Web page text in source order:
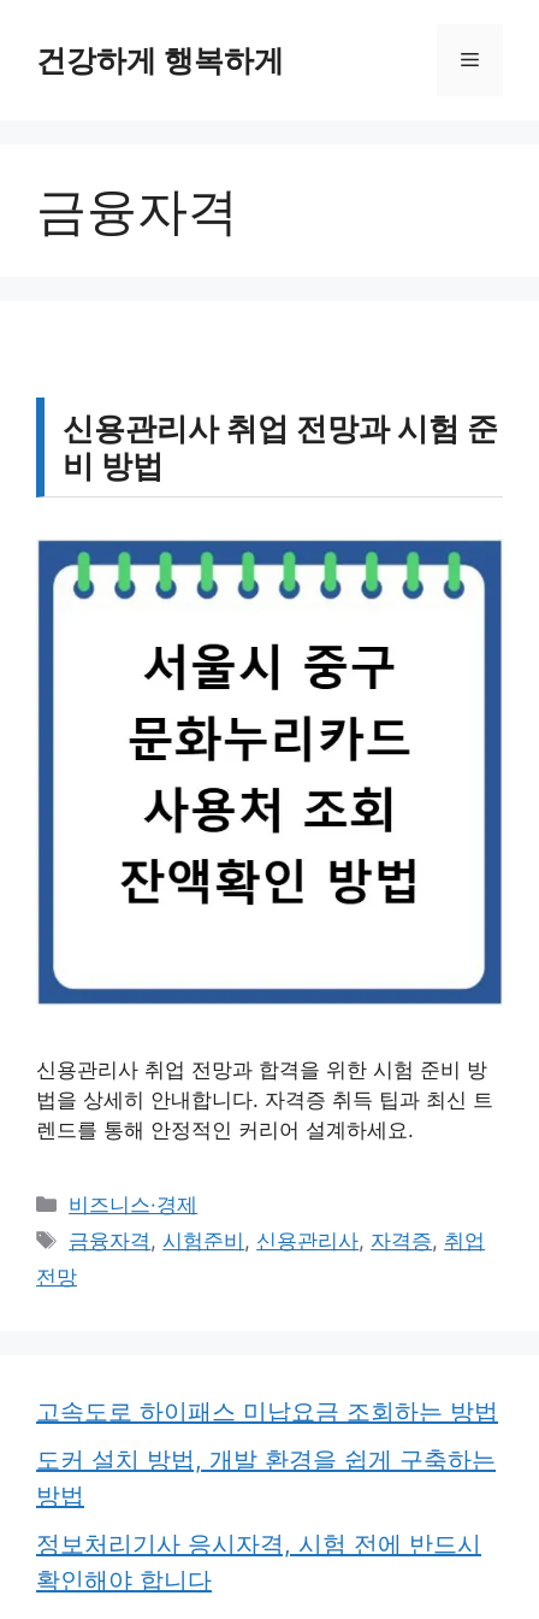
건강하게 행복하게 메
금융자격
신용관리사 취업 전망과 시험 준
비 방법
신용관리사 취업 전망과 합격을 위한 시험 준비 방
법을 상세히 안내합니다. 자격증 취득 팁과 최신 트
렌드를 통해 안정적인 커리어 설계하세요.
카
테
리
비즈니스·경제
태
그
금융자격,시험준비 , 신용관리사, 자격증, 취업
전망
고속도로 하이패스 미납요금 조회하는 방법
도커 설치 방법, 개발 환경을 쉽게 구축하는
방법
정보처리기사 응시자격, 시험 전에 반드시
확인해야 합니다